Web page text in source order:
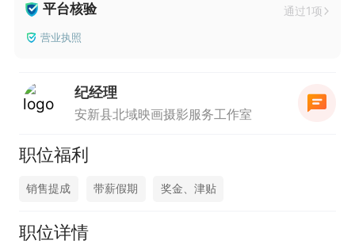
平台核验 通过1项
营业执照
纪经理
安新县北域映画摄影服务工作室
职位福利
销售提成 带薪假期 奖金、津贴
职位详情